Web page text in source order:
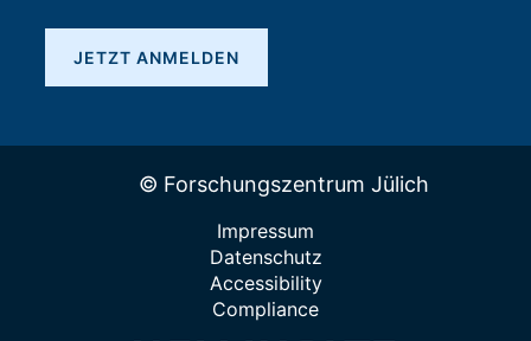
JETZT ANMELDEN
© Forschungszentrum Jülich
Impressum
Datenschutz
Accessibility
Compliance